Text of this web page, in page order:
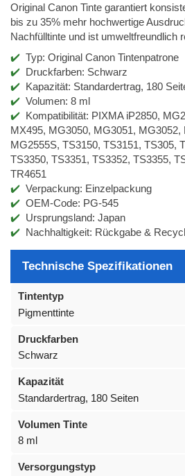
Original Canon Tinte garantiert
bis zu 35% mehr hochwertige
Nachfülltinte und ist umweltfreundlich
Typ: Original Canon Tintenpatrone
Druckfarben: Schwarz
Kapazität: Standardertrag, 180
Volumen: 8 ml
Kompatibilität: PIXMA iP2850,
MX495, MG3050, MG3051, MG3052,
MG2555S, TS3150, TS3151, TS305,
TS3350, TS3351, TS3352, TS3355,
TR4651
Verpackung: Einzelpackung
OEM-Code: PG-545
Ursprungsland: Japan
Nachhaltigkeit: Rückgabe &
Technische Spezifikationen
Tintentyp
Pigmenttinte
Druckfarben
Schwarz
Kapazität
Standardertrag, 180 Seiten
Volumen Tinte
8 ml
Versorgungstyp